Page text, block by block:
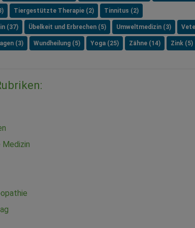
Tiergestützte Therapie (2) Tinnitus (2)
(37) Übelkeit und Erbrechen (5) Umweltmedizin (3)
(3) Wundheilung (5) Yoga (25) Zähne (14) Zink (5)